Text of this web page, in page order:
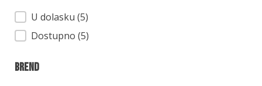
Dostupnost
U dolasku (5)
Dostupno (5)
Brend